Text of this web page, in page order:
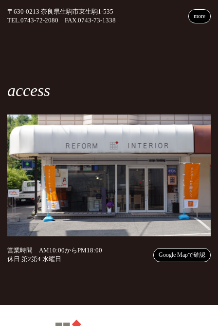
〒630-0213 奈良県生駒市東生駒1-535
TEL.0743-72-2080 FAX.0743-73-1338
more
access
営業時間 AM10:00からPM18:00
休日 第2第4 水曜日
Google Mapで確認